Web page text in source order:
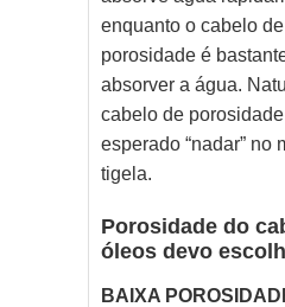
enquanto o cabelo
porosidade é
absorver a água.
cabelo de
esperado “nadar” no
tigela.
Porosidade do
óleos devo
BAIXA